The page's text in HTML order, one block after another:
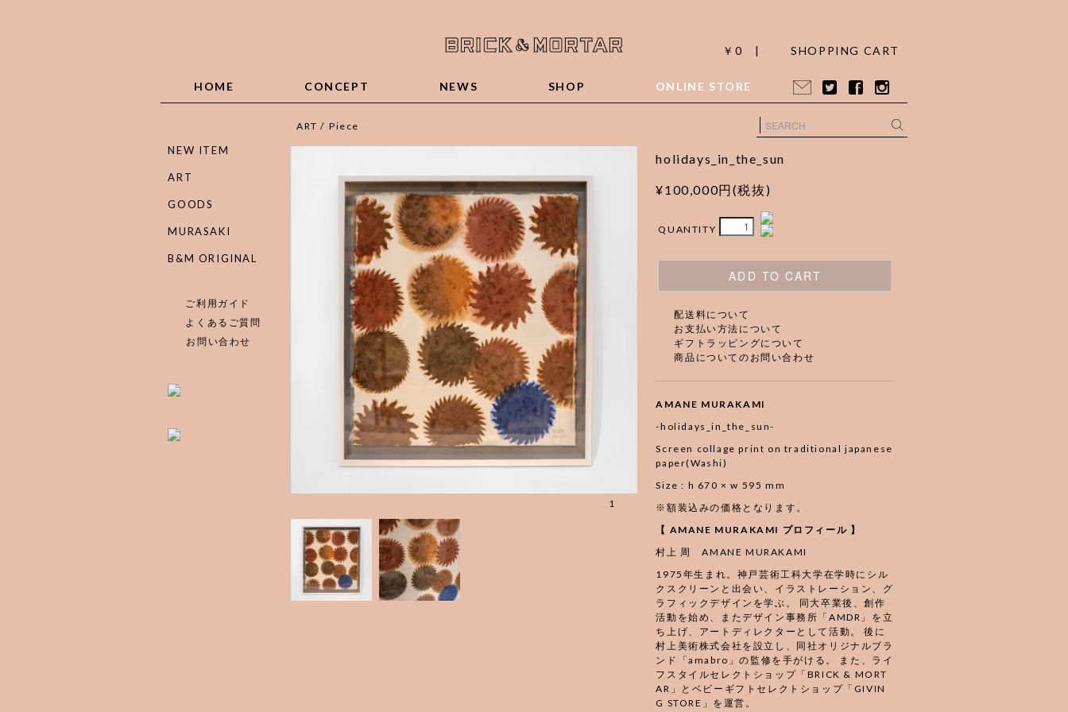
￥0 | SHOPPING CART
HOME CONCEPT NEWS SHOP ONLINE STORE
ART / Piece
1
holidays_in_the_sun
¥100,000円(税抜)
QUANTITY
ADD TO CART
配送料について
お支払い方法について
ギフトラッピングについて
商品についてのお問い合わせ
AMANE MURAKAMI
-holidays_in_the_sun-
Screen collage print on traditional japanese
paper(Washi)
Size : h 670 × w 595 mm
※額装込みの価格となります。
【 AMANE MURAKAMI プロフィール 】
村上 周 AMANE MURAKAMI
1975年生まれ。神戸芸術工科大学在学時にシル
クスクリーンと出会い、イラストレーション、グ
ラフィックデザインを学ぶ。 同大卒業後、創作
活動を始め、またデザイン事務所「AMDR」を立
ち上げ、アートディレクターとして活動。 後に
村上美術株式会社を設立し、同社オリジナルブラ
ンド「amabro」の監修を手がける。 また、ライ
フスタイルセレクトショップ「BRICK & MORT
AR」とベビーギフトセレクトショップ「GIVIN
G STORE」を運営。
NEW ITEM
ART
GOODS
MURASAKI
B&M ORIGINAL
ご利用ガイド
よくあるご質問
お問い合わせ